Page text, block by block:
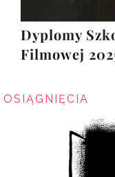
Dyplomy
Filmowej
OSIĄGNIĘCIA